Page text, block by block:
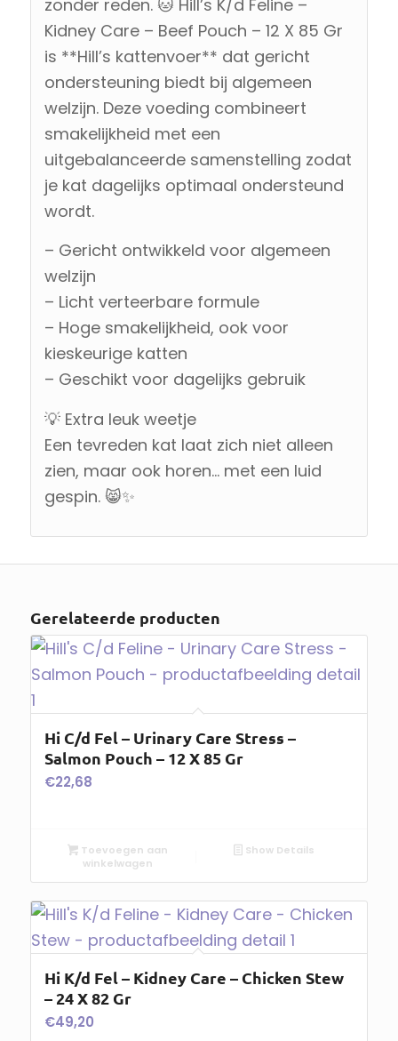
zonder reden. 🐱 Hill’s K/d Feline –
Kidney Care – Beef Pouch – 12 X 85 Gr
is **Hill’s kattenvoer** dat gericht
ondersteuning biedt bij algemeen
welzijn. Deze voeding combineert
smakelijkheid met een
uitgebalanceerde samenstelling zodat
je kat dagelijks optimaal ondersteund
wordt.
– Gericht ontwikkeld voor algemeen
welzijn
– Licht verteerbare formule
– Hoge smakelijkheid, ook voor
kieskeurige katten
– Geschikt voor dagelijks gebruik
💡 Extra leuk weetje
Een tevreden kat laat zich niet alleen
zien, maar ook horen… met een luid
gespin. 😸✨
Gerelateerde producten
Hi C/d Fel – Urinary Care Stress –
Salmon Pouch – 12 X 85 Gr
€22,68
Toevoegen aan
winkelwagen
Show Details
Hi K/d Fel – Kidney Care – Chicken Stew
– 24 X 82 Gr
€49,20